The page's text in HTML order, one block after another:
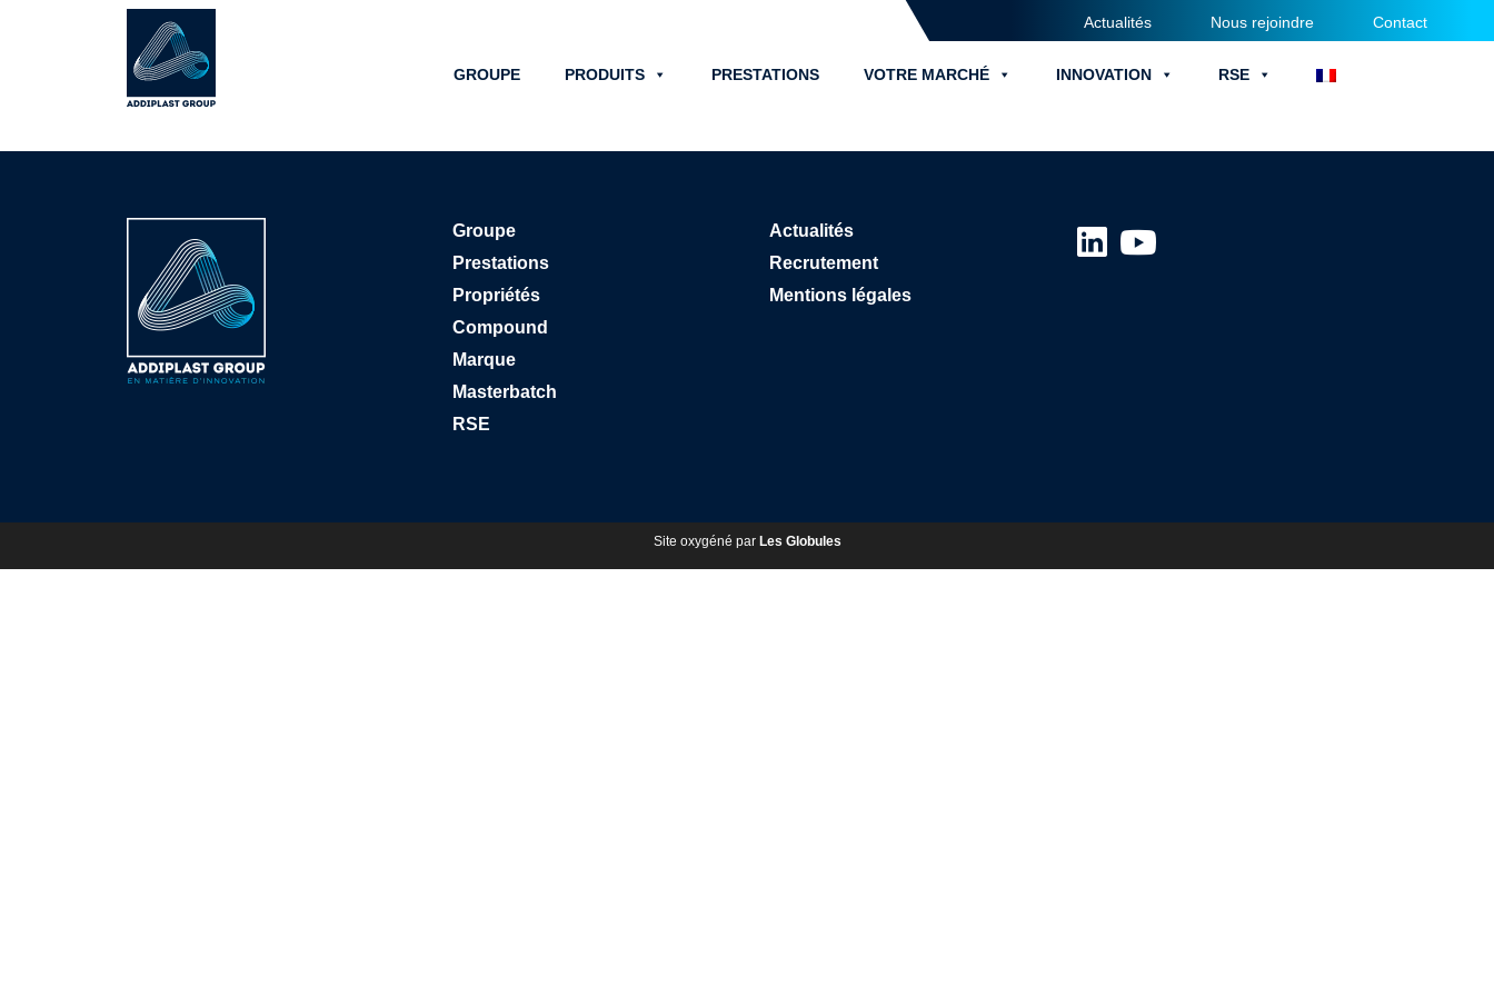
Actualités Nous rejoindre Contact
GROUPE PRODUITS PRESTATIONS VOTRE MARCHÉ INNOVATION RSE
Groupe
Prestations
Propriétés
Compound
Marque
Masterbatch
RSE
Actualités
Recrutement
Mentions légales
Site oxygéné par Les Globules